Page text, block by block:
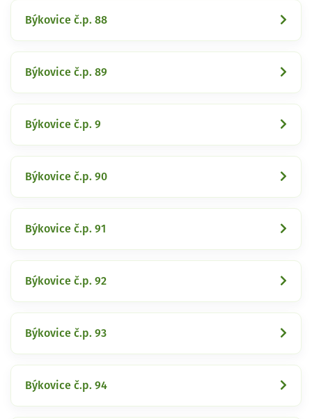
Býkovice č.p. 88
Býkovice č.p. 89
Býkovice č.p. 9
Býkovice č.p. 90
Býkovice č.p. 91
Býkovice č.p. 92
Býkovice č.p. 93
Býkovice č.p. 94